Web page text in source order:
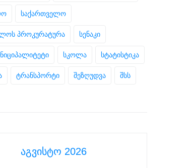
საქართველო
პროკურატურა სენაკი
სკოლა სტატისტიკა
ტრანსპორტი შეზღუდვა შსს
აგვისტო 2026